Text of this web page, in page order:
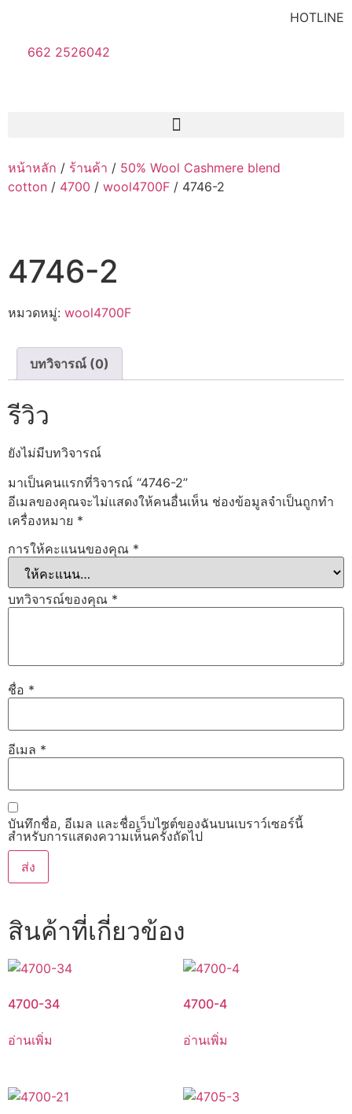
HOTLINE
662 2526042
หน้าหลัก / ร้านค้า / 50% Wool Cashmere blend
cotton / 4700 / wool4700F / 4746-2
4746-2
หมวดหมู่: wool4700F
บทวิจารณ์ (0)
รีวิว
ยังไม่มีบทวิจารณ์
มาเป็นคนแรกที่วิจารณ์ “4746-2”
อีเมลของคุณจะไม่แสดงให้คนอื่นเห็น ช่องข้อมูลจำเป็นถูกทำ
เครื่องหมาย *
การให้คะแนนของคุณ *
บทวิจารณ์ของคุณ *
ชื่อ *
อีเมล *
บันทึกชื่อ, อีเมล และชื่อเว็บไซต์ของฉันบนเบราว์เซอร์นี้
สำหรับการแสดงความเห็นครั้งถัดไป
สินค้าที่เกี่ยวข้อง
4700-34
อ่านเพิ่ม
4700-4
อ่านเพิ่ม